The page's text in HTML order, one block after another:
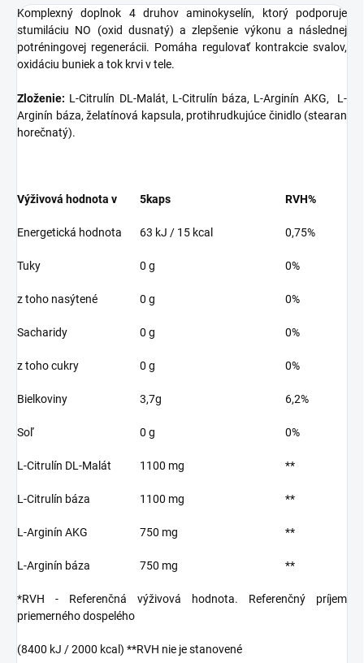
Komplexný doplnok 4 druhov aminokyselín, ktorý podporuje
stumiláciu NO (oxid dusnatý) a zlepšenie výkonu a následnej
potréningovej regenerácii. Pomáha regulovať kontrakcie svalov,
oxidáciu buniek a tok krvi v tele.
Zloženie: L-Citrulín DL-Malát, L-Citrulín báza, L-Arginín AKG,
L-
Arginín báza, želatínová kapsula, protihrudkujúce činidlo (stearan
horečnatý).
Výživová hodnota v 5kaps RVH%
Energetická hodnota 63 kJ / 15 kcal 0,75%
Tuky 0 g 0%
z toho nasýtené 0 g 0%
Sacharidy 0 g 0%
z toho cukry 0 g 0%
Bielkoviny 3,7g 6,2%
Soľ 0 g 0%
L-Citrulín DL-Malát 1100 mg **
L-Citrulín báza 1100 mg **
L-Arginín AKG 750 mg **
L-Arginín báza 750 mg **
*RVH - Referenčná výživová hodnota. Referenčný príjem
priemerného dospelého
(8400 kJ / 2000 kcal) **RVH nie je stanovené